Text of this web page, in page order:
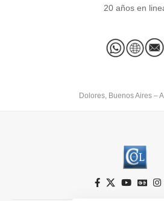
20 años en
Dolores, Buenos Aires –